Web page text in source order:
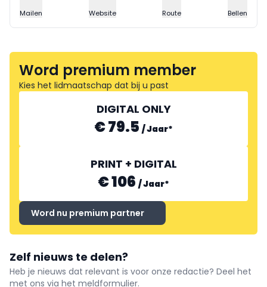
Mailen Website Route Bellen
Word premium member
Kies het lidmaatschap dat bij u past
DIGITAL ONLY
€ 79.5 /Jaar*
PRINT + DIGITAL
€ 106 /Jaar*
Word nu premium partner
Zelf nieuws te delen?
Heb je nieuws dat relevant is voor onze redactie? Deel het
met ons via het meldformulier.